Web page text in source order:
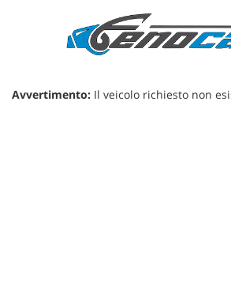
Avvertimento: Il veicolo richiesto non